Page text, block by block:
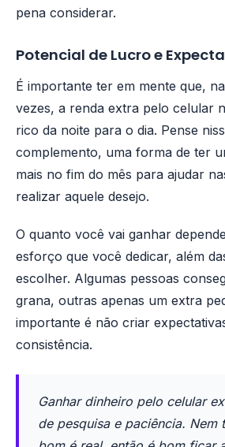
pena considerar.
Potencial de Lucro e
É importante ter em mente que,
vezes, a renda extra pelo celular
rico da noite para o dia. Pense
complemento, uma forma de ter
mais no fim do mês para ajudar
realizar aquele desejo.
O quanto você vai ganhar
esforço que você dedicar, além
escolher. Algumas pessoas
grana, outras apenas um extra
importante é não criar
consistência.
Ganhar dinheiro pelo celular
de pesquisa e paciência. Nem